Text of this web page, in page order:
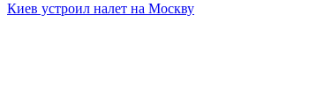
Киев устроил налет на Москву